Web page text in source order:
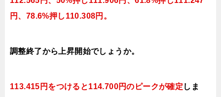
円、78.6%押し110.308円。
調整終了から上昇開始でしょうか。
113.415円をつけると114.700円のピークが確定 しま